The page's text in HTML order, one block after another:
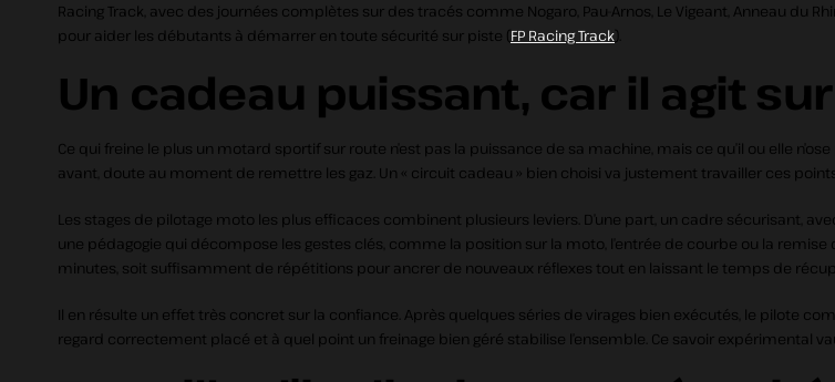
Racing Track, avec des journées complètes sur des tracés comme Nogaro, Pau-Arnos, Le Vigeant, Anneau du
pour aider les débutants à démarrer en toute sécurité sur piste (FP Racing Track).
Un cadeau puissant, car il agit
Ce qui freine le plus un motard sportif sur route n’est pas la puissance de sa machine, mais ce qu’il ou elle
avant, doute au moment de remettre les gaz. Un « circuit cadeau » bien choisi va justement travailler ces
Les stages de pilotage moto les plus efficaces combinent plusieurs leviers. D’une part, un cadre sécurisant,
une pédagogie qui décompose les gestes clés, comme la position sur la moto, l’entrée de courbe ou la remise
minutes, soit suffisamment de répétitions pour ancrer de nouveaux réflexes tout en laissant le temps de
Il en résulte un effet très concret sur la confiance. Après quelques séries de virages bien exécutés, le pilote
regard correctement placé et à quel point un freinage bien géré stabilise l’ensemble. Ce savoir expérimental